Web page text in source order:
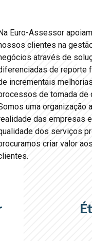
Euro-Assessor
clientes na
através de
de reporte
incrementais
de tomada de
uma organização
das empresas
dos serviços
criar valor